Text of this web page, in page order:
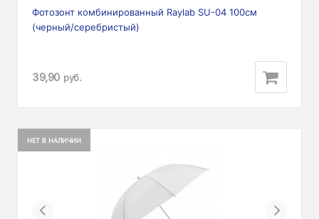
Фотозонт комбинированный Raylab SU-04 100см
(черный/серебристый)
39,90 руб.
НЕТ В НАЛИЧИИ
Previous Next